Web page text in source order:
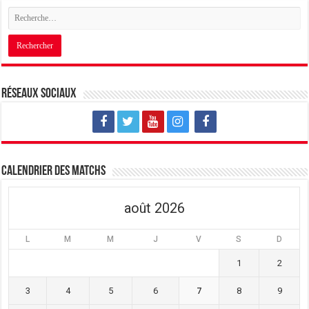
Réseaux sociaux
Calendrier des matchs
août 2026
L M M J V S D
1 2
3 4 5 6 7 8 9